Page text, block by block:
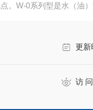
。W-0系列型是水（油
更新
访 问